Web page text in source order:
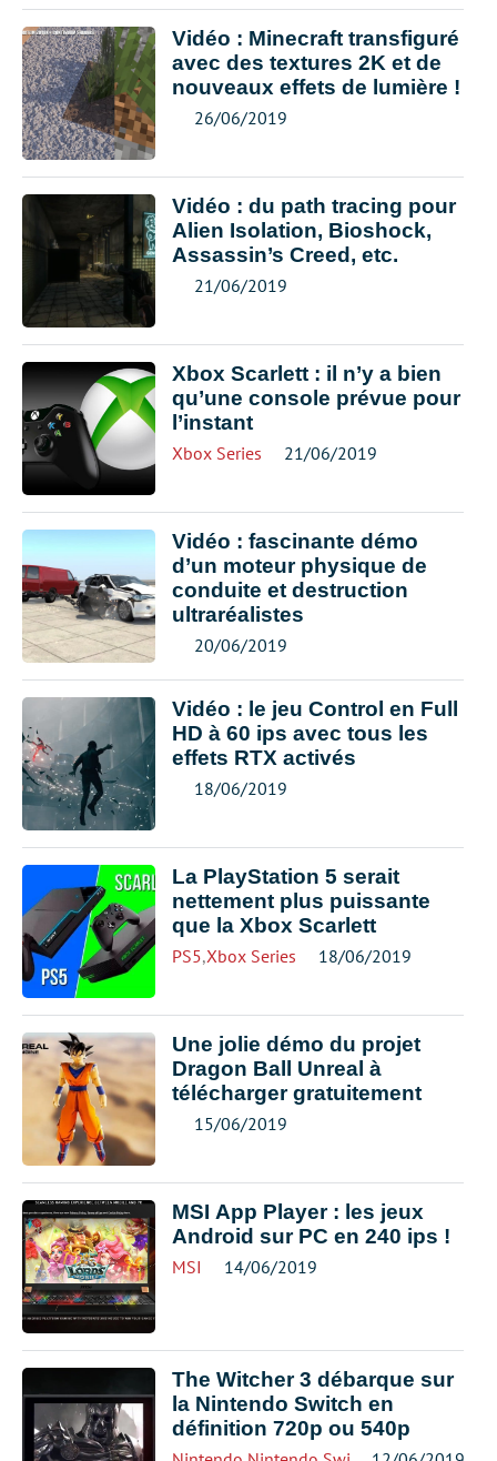
Vidéo : Minecraft transfiguré
avec des textures 2K et de
nouveaux effets de lumière !
26/06/2019
Vidéo : du path tracing pour
Alien Isolation, Bioshock,
Assassin’s Creed, etc.
21/06/2019
Xbox Scarlett : il n’y a bien
qu’une console prévue pour
l’instant
Xbox Series 21/06/2019
Vidéo : fascinante démo
d’un moteur physique de
conduite et destruction
ultraréalistes
20/06/2019
Vidéo : le jeu Control en Full
HD à 60 ips avec tous les
effets RTX activés
18/06/2019
La PlayStation 5 serait
nettement plus puissante
que la Xbox Scarlett
PS5,Xbox Series 18/06/2019
Une jolie démo du projet
Dragon Ball Unreal à
télécharger gratuitement
15/06/2019
MSI App Player : les jeux
Android sur PC en 240 ips !
MSI 14/06/2019
The Witcher 3 débarque sur
la Nintendo Switch en
définition 720p ou 540p